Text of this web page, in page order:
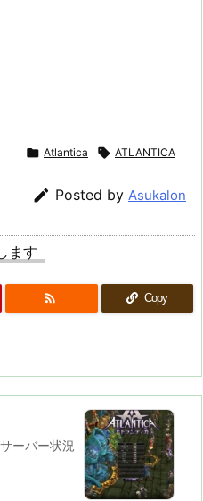
 Atlantica  ATLANTICA
 Posted by Asukalon
ます
 Copy
ーバー状況